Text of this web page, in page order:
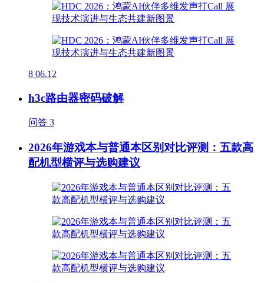
8 06.12
h3c路由器密码破解
问答 3
2026年游戏本与普通本区别对比评测：五款高
配机型横评与选购建议